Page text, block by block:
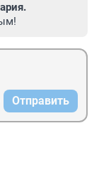
Отправить